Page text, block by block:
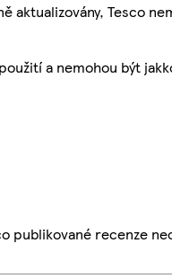
aktualizovány, Tesco
a nemohou být
publikované recenze